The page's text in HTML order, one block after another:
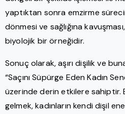
yaptıktan sonra emzirme
dönmesi ve sağlığına
biyolojik bir örneğidir.
Sonuç olarak, aşırı dişilik ve
“Saçını Süpürge Eden Kadın
üzerinde derin etkilere sahiptir.
gelmek, kadınların kendi dişil